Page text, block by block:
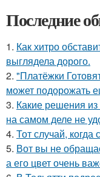
Последние
1. Как хитро
выглядела дорого.
2. "Платёжки
может подорожать
3. Какие решения
на самом деле не
4. Тот случай, когда
5. Вот вы не
а его цвет очень